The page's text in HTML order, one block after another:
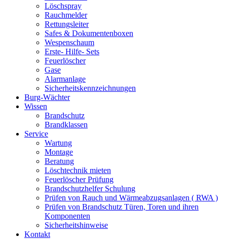
Löschspray
Rauchmelder
Rettungsleiter
Safes & Dokumentenboxen
Wespenschaum
Erste- Hilfe- Sets
Feuerlöscher
Gase
Alarmanlage
Sicherheitskennzeichnungen
Burg-Wächter
Wissen
Brandschutz
Brandklassen
Service
Wartung
Montage
Beratung
Löschtechnik mieten
Feuerlöscher Prüfung
Brandschutzhelfer Schulung
Prüfen von Rauch und Wärmeabzugsanlagen ( RWA )
Prüfen von Brandschutz Türen, Toren und ihren
Komponenten
Sicherheitshinweise
Kontakt